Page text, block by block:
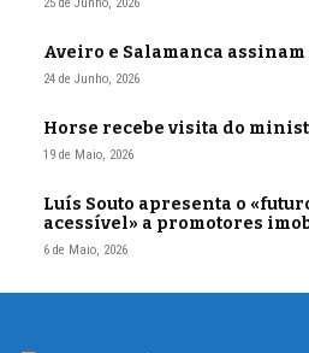
Aveiro e Salamanca
24 de Junho, 2026
Horse recebe visita do
19 de Maio, 2026
Luís Souto apresenta o
acessível» a promotores
6 de Maio, 2026